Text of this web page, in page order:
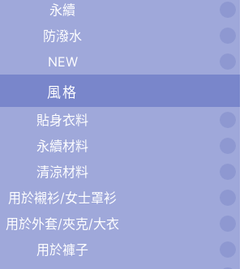
永續
防潑水
NEW
風格
貼身衣料
永續材料
清涼材料
用於襯衫/女士罩衫
用於外套/夾克/大衣
用於褲子